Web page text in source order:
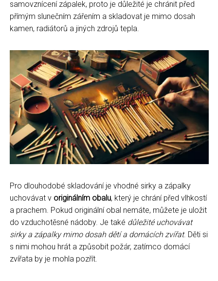
samovznícení zápalek, proto je důležité je chránit před
přímým slunečním zářením a skladovat je mimo dosah
kamen, radiátorů a jiných zdrojů tepla.
Pro dlouhodobé skladování je vhodné sirky a zápalky
uchovávat v originálním obalu, který je chrání před vlhkostí
a prachem. Pokud originální obal nemáte, můžete je uložit
do vzduchotěsné nádoby. Je také důležité uchovávat
sirky a zápalky mimo dosah dětí a domácích zvířat. Děti si
s nimi mohou hrát a způsobit požár, zatímco domácí
zvířata by je mohla pozřít.